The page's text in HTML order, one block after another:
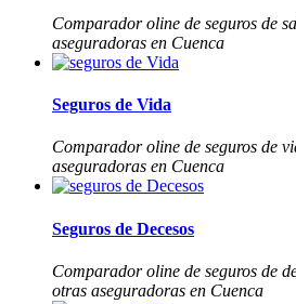
Comparador oline de seguros de
aseguradoras en Cuenca
Seguros de Vida
Comparador oline de seguros de
aseguradoras en Cuenca
Seguros de Decesos
Comparador oline de seguros de
otras aseguradoras en Cuenca